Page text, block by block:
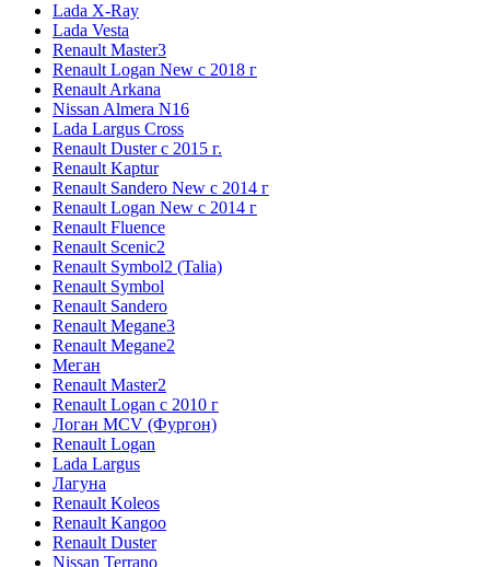
Lada X-Ray
Lada Vesta
Renault Master3
Renault Logan New с 2018 г
Renault Arkana
Nissan Almera N16
Lada Largus Cross
Renault Duster с 2015 г.
Renault Kaptur
Renault Sandero New с 2014 г
Renault Logan New с 2014 г
Renault Fluence
Renault Scenic2
Renault Symbol2 (Talia)
Renault Symbol
Renault Sandero
Renault Megane3
Renault Megane2
Меган
Renault Master2
Renault Logan c 2010 г
Логан МСV (Фургон)
Renault Logan
Lada Largus
Лагуна
Renault Koleos
Renault Kangoo
Renault Duster
Nissan Terrano